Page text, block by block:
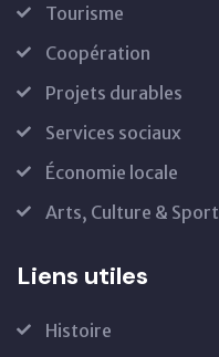
Tourisme
Coopération
Projets durables
Services sociaux
Économie locale
Arts, Culture & Sport
Liens utiles
Histoire